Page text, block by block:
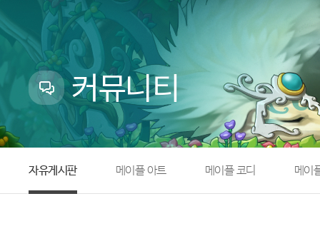
업데이트
이벤트
캐시샵 공지
메이플 알림판
with maple
추가정보
컨텐
커뮤니티
자유게시판 메이플 아트 메이플 코디 메이